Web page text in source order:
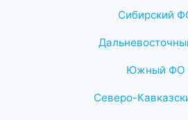
Сибирский
Южный ФО
Северо-